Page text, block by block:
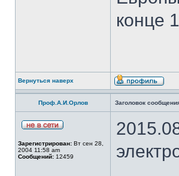
конце
Вернуться наверх
Проф.А.И.Орлов Заголовок
Зарегистрирован: Вт сен 28,
2004 11:58 am
Сообщений: 12459